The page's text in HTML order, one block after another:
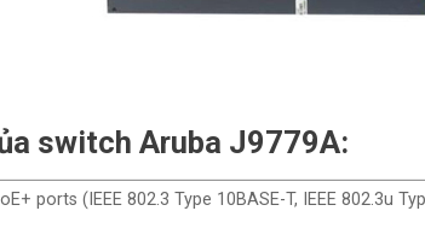
switch​ Aruba ​J9779A:
ports (IEEE 802.3 Type 10BASE-T, IEEE 802.3u